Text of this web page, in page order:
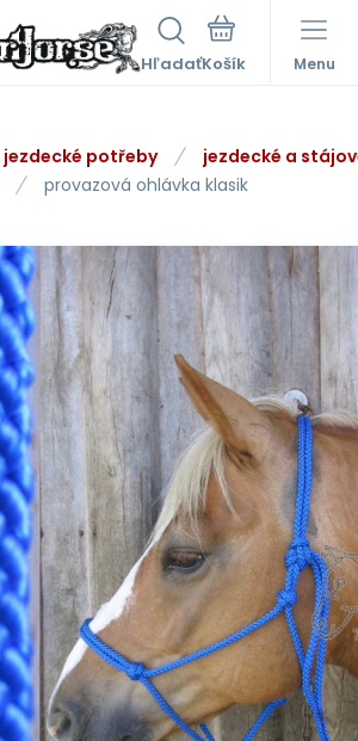
Hľadať Menu
potřeby
jezdecké a
provazová ohlávka klasik